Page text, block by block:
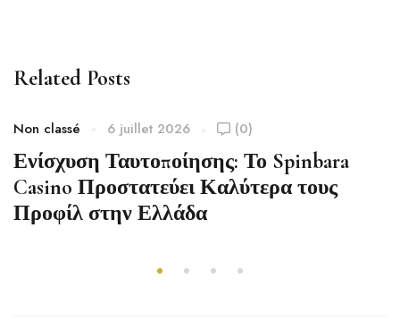
Related Posts
Non classé 6 juillet 2026 (0)
Ενίσχυση Ταυτοποίησης: Το Spinbara
Casino Προστατεύει Καλύτερα τους
Προφίλ στην Ελλάδα